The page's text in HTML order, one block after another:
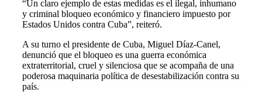
“Un claro ejemplo de estas medidas es el ilegal, inhumano
y criminal bloqueo económico y financiero impuesto por
Estados Unidos contra Cuba”, reiteró.
A su turno el presidente de Cuba, Miguel Díaz-Canel,
denunció que el bloqueo es una guerra económica
extraterritorial, cruel y silenciosa que se acompaña de una
poderosa maquinaria política de desestabilización contra su
país.